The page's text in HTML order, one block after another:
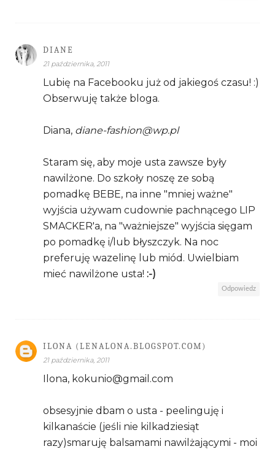
DIANE
21 października, 2011
Lubię na Facebooku już od jakiegoś czasu! :)
Obserwuję także bloga.
Diana, diane-fashion@wp.pl
Staram się, aby moje usta zawsze były
nawilżone. Do szkoły noszę ze sobą
pomadkę BEBE, na inne "mniej ważne"
wyjścia używam cudownie pachnącego LIP
SMACKER'a, na "ważniejsze" wyjścia sięgam
po pomadkę i/lub błyszczyk. Na noc
preferuję wazelinę lub miód. Uwielbiam
mieć nawilżone usta! :-)
Odpowiedz
ILONA (LENALONA.BLOGSPOT.COM)
21 października, 2011
Ilona, kokunio@gmail.com
obsesyjnie dbam o usta - peelinguję i
kilkanaście (jeśli nie kilkadziesiąt
razy)smaruję balsamami nawilżającymi - moi